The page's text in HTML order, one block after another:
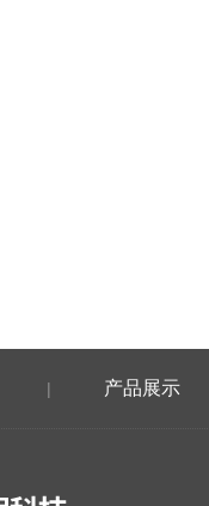
| 产品展示